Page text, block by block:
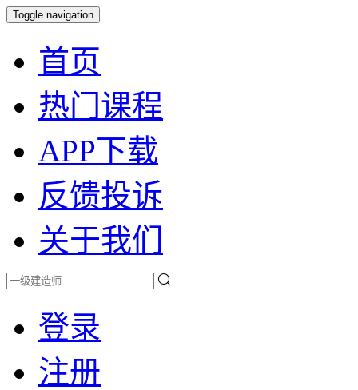
Toggle navigation
首页
热门课程
APP下载
反馈投诉
关于我们
登录
注册